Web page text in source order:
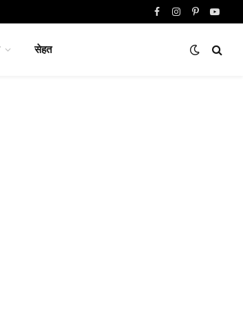
FacebookInstagram
Pinterest
सेहत